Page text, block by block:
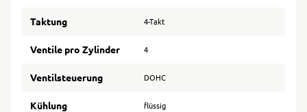
Taktung 4-Takt
Ventile pro Zylinder 4
Ventilsteuerung DOHC
Kühlung flüssig